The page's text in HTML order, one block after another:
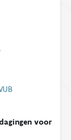
voor